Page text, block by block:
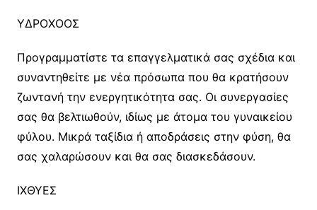
ΥΔΡΟΧΟΟΣ
Προγραμματίστε τα επαγγελματικά σας σχέδια και
συναντηθείτε με νέα πρόσωπα που θα κρατήσουν
ζωντανή την ενεργητικότητα σας. Οι συνεργασίες
σας θα βελτιωθούν, ιδίως με άτομα του γυναικείου
φύλου. Μικρά ταξίδια ή αποδράσεις στην φύση, θα
σας χαλαρώσουν και θα σας διασκεδάσουν.
ΙΧΘΥΕΣ